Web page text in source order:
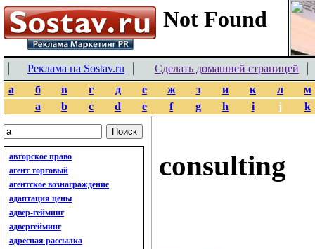
Реклама на Sostav.ru
Сделать домашней страницей
а
б в г д е ж з и к л
м
a
b c d e f g h i j k
авторское право
агент торговый
агентское вознаграждение
адаптация цены
адвер-гейминг
адвергейминг
адресная рассылка
consulting